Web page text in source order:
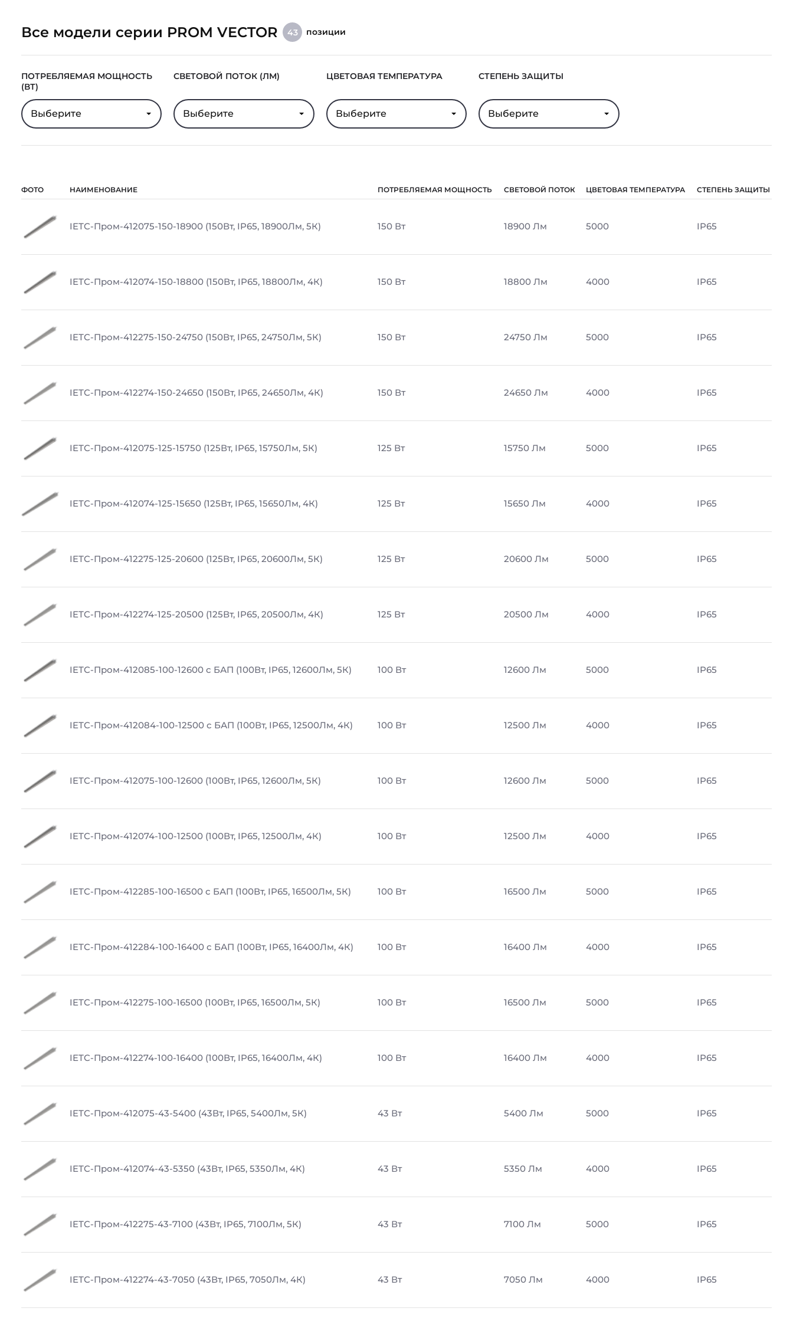
Все модели серии PROM VECTOR 43 позиции
ПОТРЕБЛЯЕМАЯ МОЩНОСТЬ
(ВТ)
Выберите
СВЕТОВОЙ ПОТОК (ЛМ)
Выберите
ЦВЕТОВАЯ ТЕМПЕРАТУРА
Выберите
СТЕПЕНЬ ЗАЩИТЫ
Выберите
ФОТО НАИМЕНОВАНИЕ ПОТРЕБЛЯЕМАЯ МОЩНОСТЬ СВЕТОВОЙ ПОТОК ЦВЕТОВАЯ ТЕМПЕРАТУРА СТЕПЕНЬ ЗАЩИТЫ
IETC-Пром-412075-150-18900 (150Вт, IP65, 18900Лм, 5К) 150 Вт 18900 Лм 5000 IP65
IETC-Пром-412074-150-18800 (150Вт, IP65, 18800Лм, 4К) 150 Вт 18800 Лм 4000 IP65
IETC-Пром-412275-150-24750 (150Вт, IP65, 24750Лм, 5К) 150 Вт 24750 Лм 5000 IP65
IETC-Пром-412274-150-24650 (150Вт, IP65, 24650Лм, 4К) 150 Вт 24650 Лм 4000 IP65
IETC-Пром-412075-125-15750 (125Вт, IP65, 15750Лм, 5К) 125 Вт 15750 Лм 5000 IP65
IETC-Пром-412074-125-15650 (125Вт, IP65, 15650Лм, 4К) 125 Вт 15650 Лм 4000 IP65
IETC-Пром-412275-125-20600 (125Вт, IP65, 20600Лм, 5К) 125 Вт 20600 Лм 5000 IP65
IETC-Пром-412274-125-20500 (125Вт, IP65, 20500Лм, 4К) 125 Вт 20500 Лм 4000 IP65
IETC-Пром-412085-100-12600 с БАП (100Вт, IP65, 12600Лм, 5К) 100 Вт 12600 Лм 5000 IP65
IETC-Пром-412084-100-12500 с БАП (100Вт, IP65, 12500Лм, 4К) 100 Вт 12500 Лм 4000 IP65
IETC-Пром-412075-100-12600 (100Вт, IP65, 12600Лм, 5К) 100 Вт 12600 Лм 5000 IP65
IETC-Пром-412074-100-12500 (100Вт, IP65, 12500Лм, 4К) 100 Вт 12500 Лм 4000 IP65
IETC-Пром-412285-100-16500 с БАП (100Вт, IP65, 16500Лм, 5К) 100 Вт 16500 Лм 5000 IP65
IETC-Пром-412284-100-16400 с БАП (100Вт, IP65, 16400Лм, 4К) 100 Вт 16400 Лм 4000 IP65
IETC-Пром-412275-100-16500 (100Вт, IP65, 16500Лм, 5К) 100 Вт 16500 Лм 5000 IP65
IETC-Пром-412274-100-16400 (100Вт, IP65, 16400Лм, 4К) 100 Вт 16400 Лм 4000 IP65
IETC-Пром-412075-43-5400 (43Вт, IP65, 5400Лм, 5К) 43 Вт 5400 Лм 5000 IP65
IETC-Пром-412074-43-5350 (43Вт, IP65, 5350Лм, 4К) 43 Вт 5350 Лм 4000 IP65
IETC-Пром-412275-43-7100 (43Вт, IP65, 7100Лм, 5К) 43 Вт 7100 Лм 5000 IP65
IETC-Пром-412274-43-7050 (43Вт, IP65, 7050Лм, 4К) 43 Вт 7050 Лм 4000 IP65